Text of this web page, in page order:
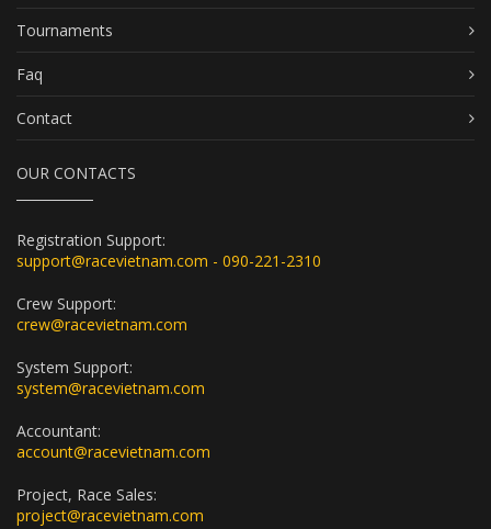
Tournaments
Faq
Contact
OUR CONTACTS
Registration Support:
support@racevietnam.com - 090-221-2310
Crew Support:
crew@racevietnam.com
System Support:
system@racevietnam.com
Accountant:
account@racevietnam.com
Project, Race Sales:
project@racevietnam.com